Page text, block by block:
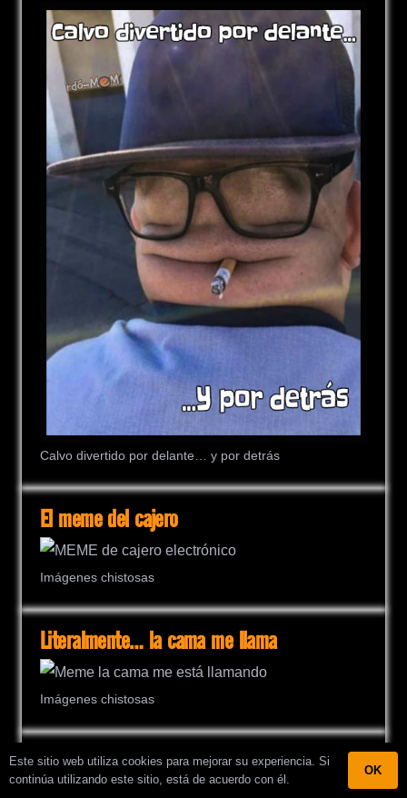
Calvo divertido por delante… y por detrás
El meme del cajero
Imágenes chistosas
Literalmente… la cama me llama
Imágenes chistosas
Así ven las madres los pies de los hijos
Este sitio web utiliza cookies para mejorar su experiencia. Si
continúa utilizando este sitio, está de acuerdo con él.
OK